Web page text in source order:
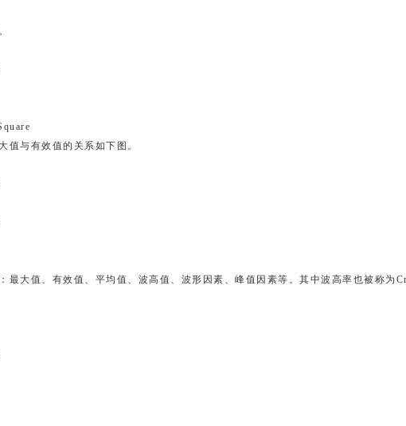
值与有效值的关系如下图。
最大值、有效值、平均值、波高值、波形因素、峰值因素等。其中波高率也被称为